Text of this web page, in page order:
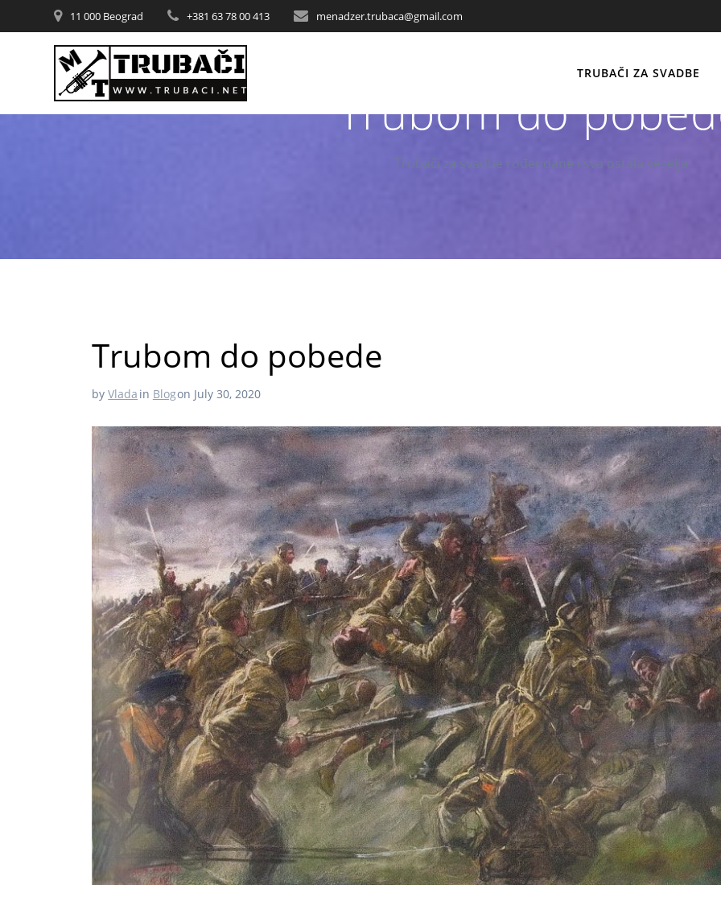
11 000 Beograd +381 63 78 00 413 menadzer.trubaca@gmail.com
TRUBAČI ZA SVADBE
Trubom do
Trubači za svadbe rođendane i sva ostala veselja
Trubom do pobede
byVlada in Blogon July 30, 2020